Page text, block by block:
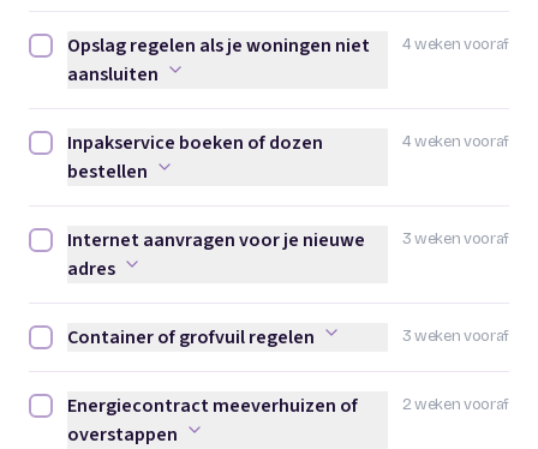
4 weken vooraf
Opslag regelen als je woningen niet aansluiten afvinken
Opslag regelen als je woningen niet
aansluiten
4 weken vooraf
Inpakservice boeken of dozen bestellen afvinken
Inpakservice boeken of dozen
bestellen
3 weken vooraf
Internet aanvragen voor je nieuwe adres afvinken
Internet aanvragen voor je nieuwe
adres
3 weken vooraf
Container of grofvuil regelen afvinken
Container of grofvuil regelen
2 weken vooraf
Energiecontract meeverhuizen of overstappen afvinken
Energiecontract meeverhuizen of
overstappen